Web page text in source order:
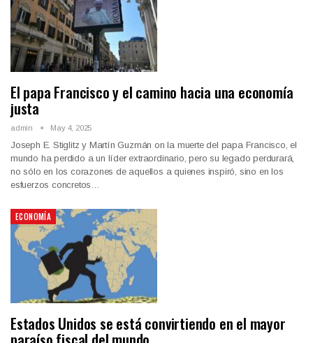
El papa Francisco y el camino hacia una economía
justa
admin May 4, 2025
Joseph E. Stiglitz y Martín Guzmán on la muerte del papa Francisco, el
mundo ha perdido a un líder extraordinario, pero su legado perdurará,
no sólo en los corazones de aquellos a quienes inspiró, sino en los
esfuerzos concretos…
ECONOMÍA
Estados Unidos se está convirtiendo en el mayor